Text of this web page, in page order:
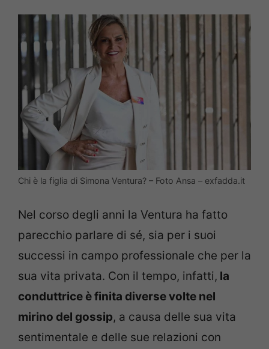
Chi è la figlia di Simona Ventura? – Foto Ansa – exfadda.it
Nel corso degli anni la Ventura ha fatto
parecchio parlare di sé, sia per i suoi
successi in campo professionale che per la
sua vita privata. Con il tempo, infatti, la
conduttrice è finita diverse volte nel
mirino del gossip, a causa delle sua vita
sentimentale e delle sue relazioni con